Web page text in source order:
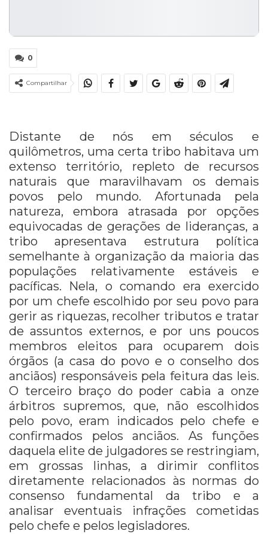
0
Compartilhar
Distante de nós em séculos e
quilômetros, uma certa tribo habitava um
extenso território, repleto de recursos
naturais que maravilhavam os demais
povos pelo mundo. Afortunada pela
natureza, embora atrasada por opções
equivocadas de gerações de lideranças, a
tribo apresentava estrutura política
semelhante à organização da maioria das
populações relativamente estáveis e
pacíficas. Nela, o comando era exercido
por um chefe escolhido por seu povo para
gerir as riquezas, recolher tributos e tratar
de assuntos externos, e por uns poucos
membros eleitos para ocuparem dois
órgãos (a casa do povo e o conselho dos
anciãos) responsáveis pela feitura das leis.
O terceiro braço do poder cabia a onze
árbitros supremos, que, não escolhidos
pelo povo, eram indicados pelo chefe e
confirmados pelos anciãos. As funções
daquela elite de julgadores se restringiam,
em grossas linhas, a dirimir conflitos
diretamente relacionados às normas do
consenso fundamental da tribo e a
analisar eventuais infrações cometidas
pelo chefe e pelos legisladores.